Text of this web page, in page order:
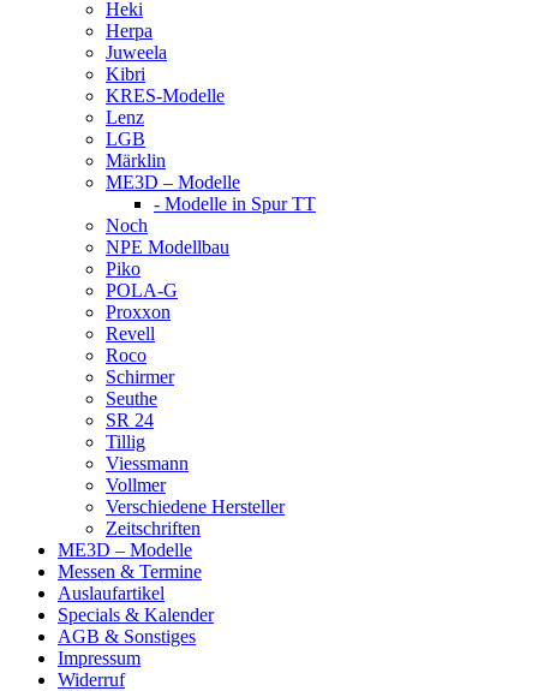
Heki
Herpa
Juweela
Kibri
KRES-Modelle
Lenz
LGB
Märklin
ME3D – Modelle
- Modelle in Spur TT
Noch
NPE Modellbau
Piko
POLA-G
Proxxon
Revell
Roco
Schirmer
Seuthe
SR 24
Tillig
Viessmann
Vollmer
Verschiedene Hersteller
Zeitschriften
ME3D – Modelle
Messen & Termine
Auslaufartikel
Specials & Kalender
AGB & Sonstiges
Impressum
Widerruf